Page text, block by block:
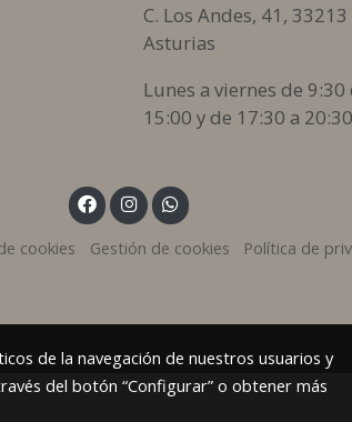
C. Los Andes, 41,
Asturias
Lunes a viernes de 9:30
15:00 y de 17:30 a 20:30
cookies Gestión de cookies Política de
de la navegación de nuestros usuarios y
del botón “Configurar” o obtener más